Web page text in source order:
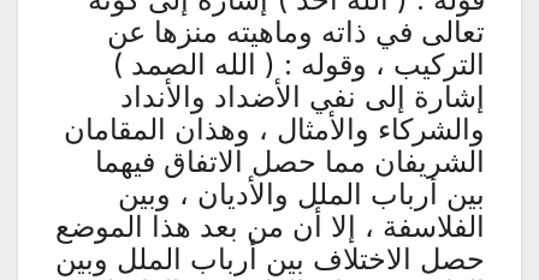
تعالى في ذاته وماهيته منزها عن
التركيب ، وقوله : ( الله الصمد )
إشارة إلى نفي الأضداد والأنداد
والشركاء والأمثال ، وهذان المقامان
الشريفان مما حصل الاتفاق فيهما
بين أرباب الملل والأديان ، وبين
الفلاسفة ، إلا أن من بعد هذا الموضع
حصل الاختلاف بين أرباب الملل وبين